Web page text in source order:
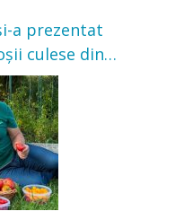
a prezentat
culese din
magazin
această